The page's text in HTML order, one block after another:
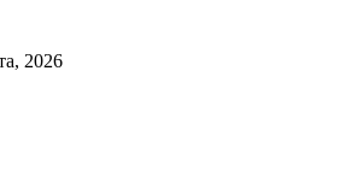
2026